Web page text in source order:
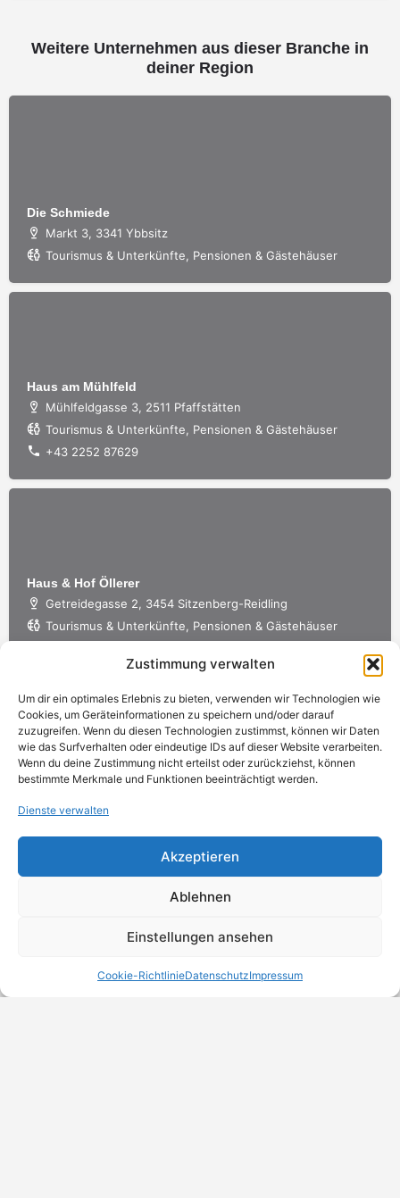
Zustimmung verwalten
Um dir ein optimales Erlebnis zu bieten, verwenden wir Technologien wie
Cookies, um Geräteinformationen zu speichern und/oder darauf
zuzugreifen. Wenn du diesen Technologien zustimmst, können wir Daten
wie das Surfverhalten oder eindeutige IDs auf dieser Website verarbeiten.
Wenn du deine Zustimmung nicht erteilst oder zurückziehst, können
bestimmte Merkmale und Funktionen beeinträchtigt werden.
Dienste verwalten
Akzeptieren
Ablehnen
Einstellungen ansehen
Cookie-RichtlinieDatenschutzImpressum
Weitere Unternehmen aus dieser Branche in
deiner Region
Die Schmiede
Markt 3, 3341 Ybbsitz
Tourismus & Unterkünfte, Pensionen & Gästehäuser
Haus am Mühlfeld
Mühlfeldgasse 3, 2511 Pfaffstätten
Tourismus & Unterkünfte, Pensionen & Gästehäuser
+43 2252 87629
Haus & Hof Öllerer
Getreidegasse 2, 3454 Sitzenberg-Reidling
Tourismus & Unterkünfte, Pensionen & Gästehäuser